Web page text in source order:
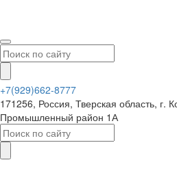
+7(929)662-8777
171256, Россия, Тверская область, г.
Промышленный район 1А